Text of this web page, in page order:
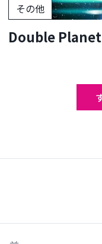
その他
Double